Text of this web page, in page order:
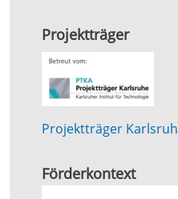
Projektträger
Projektträger
Förderkontext